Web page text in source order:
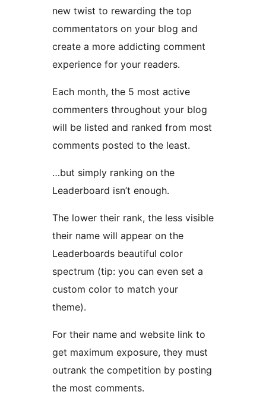
new twist to rewarding the top
commentators on your blog and
create a more addicting comment
experience for your readers.
Each month, the 5 most active
commenters throughout your blog
will be listed and ranked from most
comments posted to the least.
…but simply ranking on the
Leaderboard isn’t enough.
The lower their rank, the less visible
their name will appear on the
Leaderboards beautiful color
spectrum (tip: you can even set a
custom color to match your
theme).
For their name and website link to
get maximum exposure, they must
outrank the competition by posting
the most comments.